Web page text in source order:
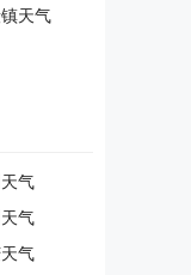
天气
气
气
气